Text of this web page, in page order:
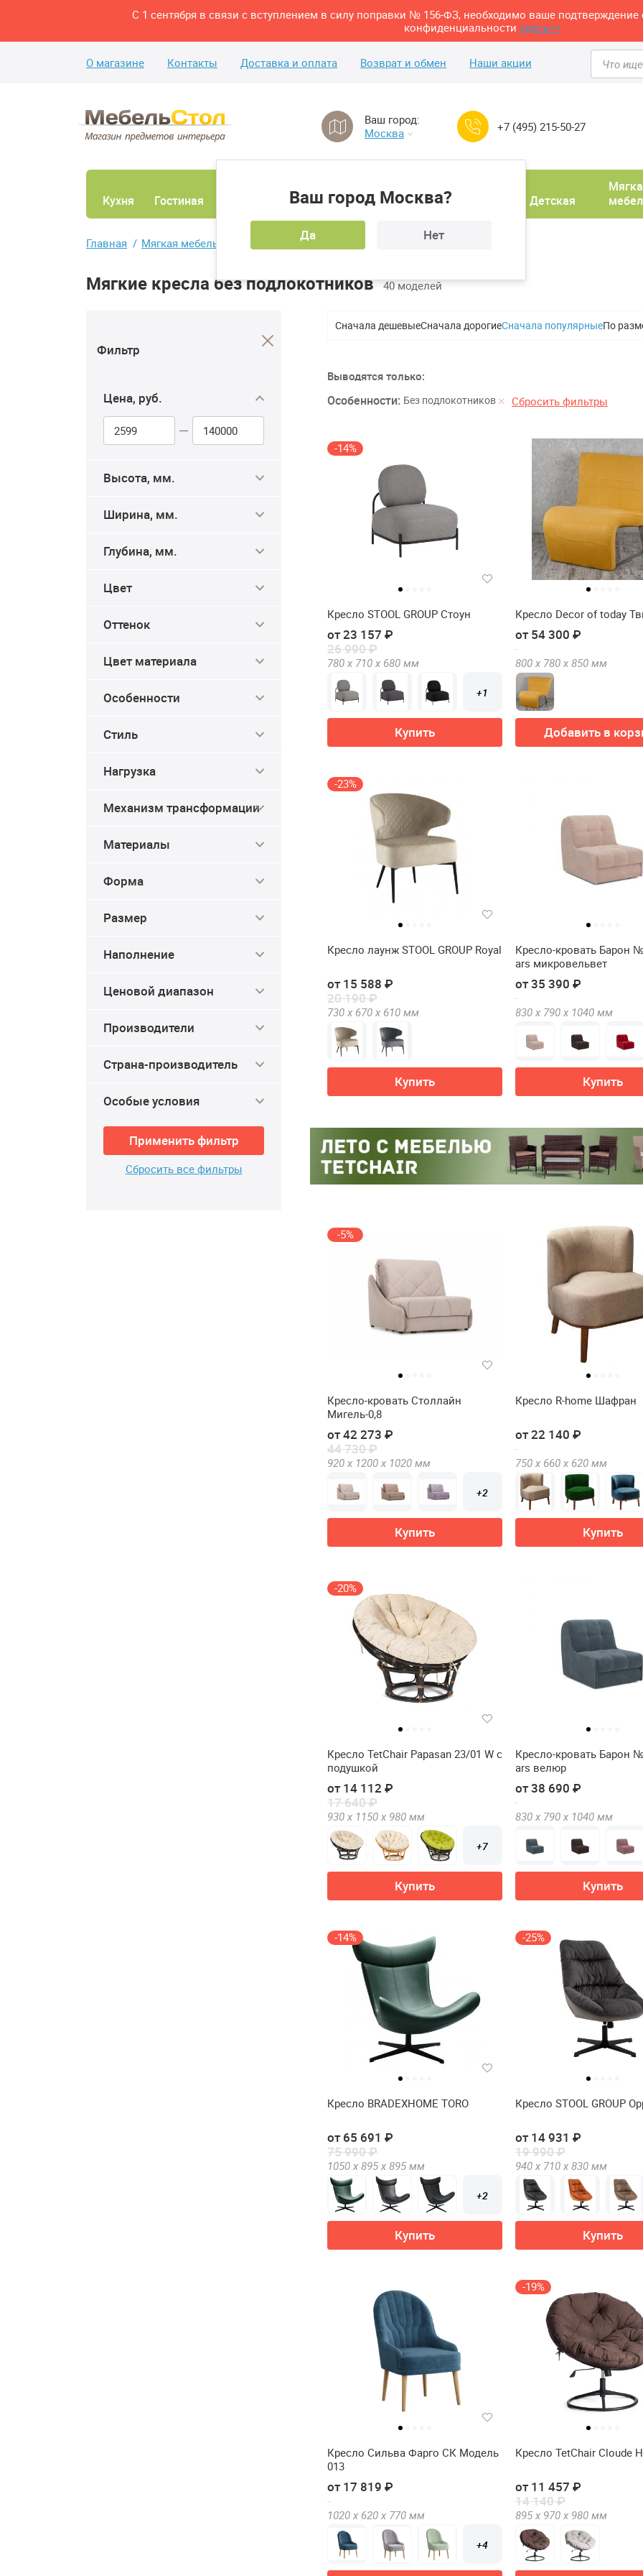
С 1 сентября в связи с вступлением в силу поправки № 156-ФЗ, необходимо ваше
конфиденциальности здесь>>
О магазине Контакты Доставка и оплата Возврат и обмен Наши акции
Ваш город:
Москва
Ваш город Москва?
Да Нет
+7 (495) 215-50-27
Кухня Гостиная Спальня
кабинет
Детская
Главная Мягкая мебель Мягкие кресла
Мягкие кресла без подлокотников 40 моделей
Сначала дешевыеСначала дорогиеСначала популярныеПо
Выводятся только:
Особенности: Без подлокотников Сбросить фильтры
-14%
Кресло STOOL GROUP Стоун
от 23 157 ₽
26 990 ₽
780 х 710 х 680 мм
+1
Купить
Кресло Decor of today
от 54 300 ₽
800 х 780 х 850 мм
Добавить в
-23%
Кресло лаунж STOOL GROUP Royal
от 15 588 ₽
20 190 ₽
730 х 670 х 610 мм
Купить
Кресло-кровать Барон
ars микровельвет
от 35 390 ₽
830 х 790 х 1040 мм
Купить
-5%
Кресло-кровать Столлайн
Мигель-0,8
от 42 273 ₽
44 730 ₽
920 х 1200 х 1020 мм
+2
Купить
Кресло R-home Шафран
от 22 140 ₽
750 х 660 х 620 мм
Купить
-20%
Кресло TetChair Papasan 23/01 W с
подушкой
от 14 112 ₽
17 640 ₽
930 х 1150 х 980 мм
+7
Купить
Кресло-кровать Барон
ars велюр
от 38 690 ₽
830 х 790 х 1040 мм
Купить
-14%
Кресло BRADEXHOME TORO
от 65 691 ₽
75 990 ₽
1050 х 895 х 895 мм
+2
Купить
-25%
Кресло STOOL GROUP
от 14 931 ₽
19 990 ₽
940 х 710 х 830 мм
Купить
Кресло Сильва Фарго СК Модель
013
от 17 819 ₽
1020 х 620 х 770 мм
+4
-19%
Кресло TetChair Cloude
от 11 457 ₽
14 140 ₽
895 х 970 х 980 мм
Фильтр
Цена, руб.
Высота, мм.
Ширина, мм.
Глубина, мм.
Цвет
Оттенок
Цвет материала
Особенности
Стиль
Нагрузка
Механизм трансформации
Материалы
Форма
Размер
Наполнение
Ценовой диапазон
Производители
Страна-производитель
Особые условия
Применить фильтр
Сбросить все фильтры